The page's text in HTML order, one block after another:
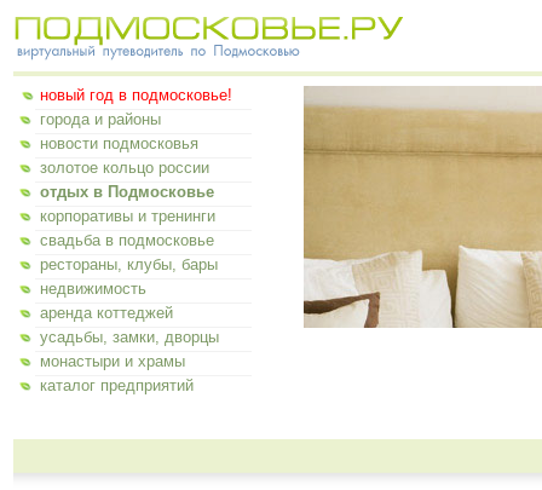
новый год в подмосковье!
города и районы
новости подмосковья
золотое кольцо россии
отдых в Подмосковье
корпоративы и тренинги
свадьба в подмосковье
рестораны, клубы, бары
недвижимость
аренда коттеджей
усадьбы, замки, дворцы
монастыри и храмы
каталог предприятий